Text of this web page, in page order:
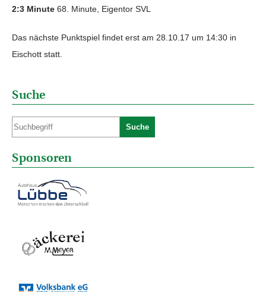
2:3 Minute 68. Minute, Eigentor SVL
Das nächste Punktspiel findet erst am 28.10.17 um 14:30 in
Eischott statt.
Suche
Suche
Sponsoren